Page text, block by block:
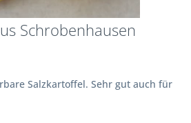
Schrobenhausen
Salzkartoffel. Sehr gut auch für